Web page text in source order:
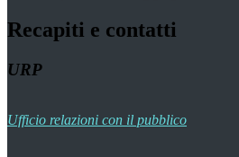
Recapiti e contatti
URP
Ufficio relazioni con il pubblico